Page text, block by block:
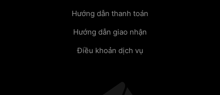
Hướng dẫn thanh toán
Hướng dẫn giao nhận
Điều khoản dịch vụ